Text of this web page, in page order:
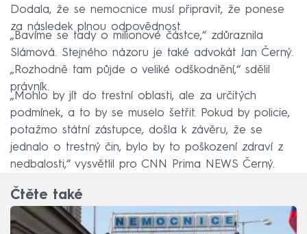
Dodala, že se nemocnice musí připravit, že ponese
za následek plnou odpovědnost.
„Bavíme se tady o milionové částce,“ zdůraznila
Slámová. Stejného názoru je také advokát Jan Černý.
„Rozhodně tam půjde o veliké odškodnění,“ sdělil
právník.
„Mohlo by jít do trestní oblasti, ale za určitých
podmínek, a to by se muselo šetřit. Pokud by policie,
potažmo státní zástupce, došla k závěru, že se
jednalo o trestný čin, bylo by to poškození zdraví z
nedbalosti,“ vysvětlil pro CNN Prima NEWS Černý.
Čtěte také